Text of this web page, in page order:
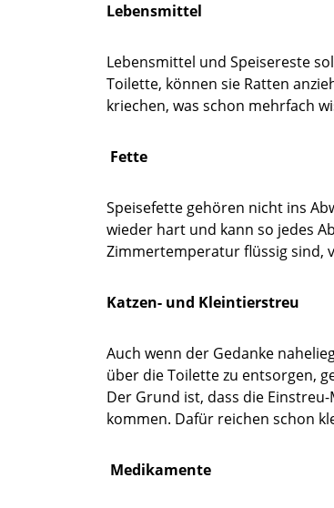
Lebensmittel
Lebensmittel und Speisereste
Toilette, können sie Ratten
kriechen, was schon mehrfach
Fette
Speisefette gehören nicht ins
wieder hart und kann so jedes
Zimmertemperatur flüssig sind,
Katzen- und Kleintierstreu
Auch wenn der Gedanke
über die Toilette zu entsorgen,
Der Grund ist, dass die
kommen. Dafür reichen schon
Medikamente